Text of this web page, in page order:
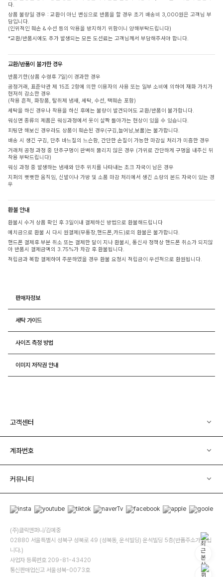
다.
상품 불량일 경우 : 교환이 아닌 변심으로 반품을 할 경우 초기 배송비 3,000원은 고객님 부
담입니다.
(인위적인 훼손 & 수선 등의 악용을 방지하기 위함이니 양해부탁드립니다)
*교환/반품시에도 추가 발생되는 모든 도선료는 고객님께서 부담해주셔야 합니다.
교환/반품이 불가한 경우
반품기한(상품 수령후 7일)이 경과한 경우
공정거래, 표준약관 제 15조 2항에 의한 이용자의 사용 또는 일부 소비에 의하여 재화 가치가
현저히 감소한 경우
(착용 흔적, 화장품, 탈취제 냄새, 세탁, 수선, 택훼손 포함)
세탁을 하신 경우나 착용을 하신 후에는 불량이 발견되어도 교환/반품이 불가합니다.
워싱면 종류의 제품은 워싱과정에서 옷이 살짝 돌아가는 현상이 있을 수 있습니다.
피팅만 해보신 경우라도 상품이 훼손된 경우(구김,늘어남,보풀)는 불가합니다.
배송 시 생긴 구김, 단추 바느질의 느슨함, 간단한 손질이 가능한 마감실 처리가 미흡한 경우
거래처 공정 과정 중 단추구멍이 완벽히 뚫리지 않은 경우 (가위로 간단하게 구멍을 내주신 뒤
착용 부탁드립니다)
워싱 과정 중 발생하는 냄새와 단추 위치를 나타내는 초크 자국이 남은 경우
지퍼의 뻣뻣한 움직임, 신발이나 가방 및 소품 마감 처리에서 생긴 소량의 본드 자국이 있는 경
우
환불 안내
환불시 수거 상품 확인 후 3일이내 결제하신 방법으로 환불해드립니다
예치금으로 환불 시 다시 원결제(무통장,핸드폰,카드)로의 환불은 불가합니다.
핸드폰 결제후 부분 취소 또는 결제한 달이 지나 환불시, 통신사 정책상 핸드폰 취소가 되지않
아 반품시 결제금액의 3.75%가 차감 후 환불됩니다.
적립금과 복합 결제하여 주문하였을 경우 환불 요청시 적립금이 우선적으로 환원됩니다.
판매자정보
세탁 가이드
사이즈 측정 방법
이미지 저작권 안내
고객센터
계좌번호
커뮤니티
(주)클릭앤퍼니/김예중
02880 서울특별시 성북구 성북로 49 (성북동, 운석빌딩) 운석빌딩 5층(반품주소가 아닙
니다.)
사업자 등록번호 209-81-43420
통신판매업신고 서울성북-0073호